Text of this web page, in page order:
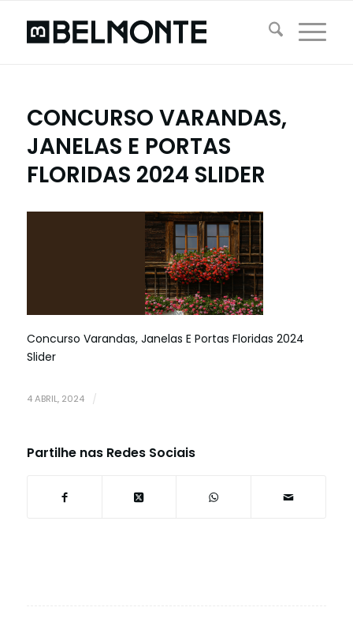
CONCURSO VARANDAS,
JANELAS E PORTAS
FLORIDAS 2024 SLIDER
Concurso Varandas, Janelas E Portas Floridas 2024
Slider
4 ABRIL, 2024 /
Partilhe nas Redes Sociais